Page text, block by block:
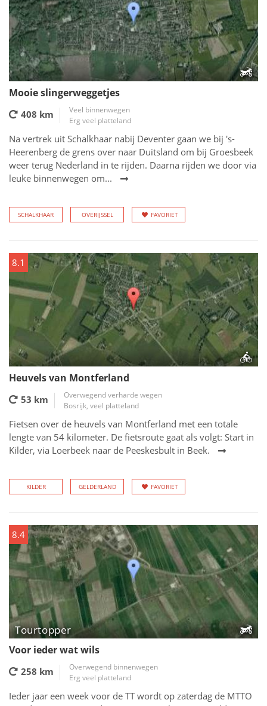
Mooie slingerweggetjes
408 km
Veel binnenwegen
Erg veel platteland
Na vertrek uit Schalkhaar nabij Deventer gaan we bij 's-
Heerenberg de grens over naar Duitsland om bij Groesbeek
weer terug Nederland in te rijden. Daarna rijden we door via
leuke binnenwegen om...
SCHALKHAAR OVERIJSSEL FAVORIET
8.1
Heuvels van Montferland
53 km
Overwegend verharde wegen
Bosrijk, veel platteland
Fietsen over de heuvels van Montferland met een totale
lengte van 54 kilometer. De fietsroute gaat als volgt: Start in
Kilder, via Loerbeek naar de Peeskesbult in Beek.
KILDER GELDERLAND FAVORIET
8.4
Tourtopper
Voor ieder wat wils
258 km
Overwegend binnenwegen
Erg veel platteland
Ieder jaar een week voor de TT wordt op zaterdag de MTTO